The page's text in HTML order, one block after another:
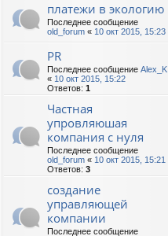
платежи в экологию
Последнее сообщение
old_forum « 10 окт 2015, 15:23
PR
Последнее сообщение Alex_K
« 10 окт 2015, 15:22
Ответов: 1
Частная
упровляюшая
компания с нуля
Последнее сообщение
old_forum « 10 окт 2015, 15:21
Ответов: 3
создание
управляющей
компании
Последнее сообщение